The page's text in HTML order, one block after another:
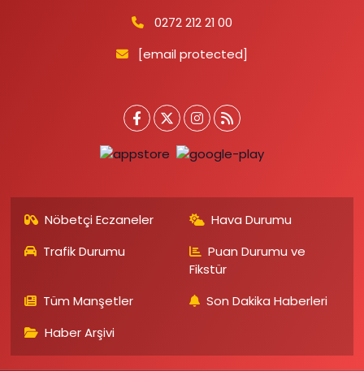
0272 212 21 00
[email protected]
Nöbetçi Eczaneler
Hava Durumu
Trafik Durumu
Puan Durumu ve
Fikstür
Tüm Manşetler
Son Dakika Haberleri
Haber Arşivi